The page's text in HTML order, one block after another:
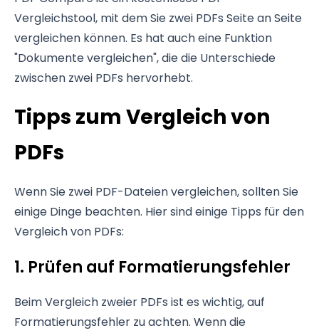
Vergleichstool, mit dem Sie zwei PDFs Seite an Seite
vergleichen können. Es hat auch eine Funktion
"Dokumente vergleichen", die die Unterschiede
zwischen zwei PDFs hervorhebt.
Tipps zum Vergleich von
PDFs
Wenn Sie zwei PDF-Dateien vergleichen, sollten Sie
einige Dinge beachten. Hier sind einige Tipps für den
Vergleich von PDFs:
1. Prüfen auf Formatierungsfehler
Beim Vergleich zweier PDFs ist es wichtig, auf
Formatierungsfehler zu achten. Wenn die